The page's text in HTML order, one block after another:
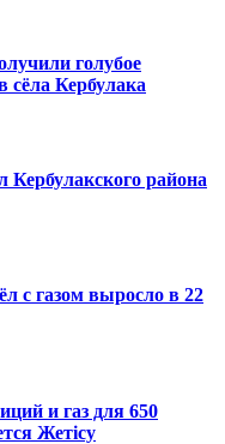
голубое
сёла Кербулака
Кербулакского района
с газом выросло в 22
и газ для 650
Жетісу